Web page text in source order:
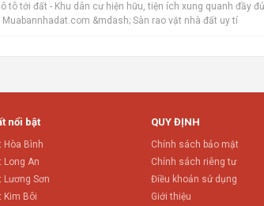
tới đất - Khu dân cư hiện hữu, tiện ích xung quanh đầy
&mdash; Sàn rao vặt nhà đất uy tí
nổi bật
Hòa Bình
Long An
Lương Sơn
Kim Bôi
QUY ĐỊNH
Chính sách bảo mật
Chính sách riêng tư
Điều khoản sử dụng
Giới thiệu